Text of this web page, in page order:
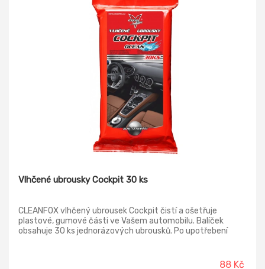
Vlhčené ubrousky Cockpit 30 ks
CLEANFOX vlhčený ubrousek Cockpit čistí a ošetřuje
plastové, gumové části ve Vašem automobilu. Balíček
obsahuje 30 ks jednorázových ubrousků. Po upotřebení
88 Kč